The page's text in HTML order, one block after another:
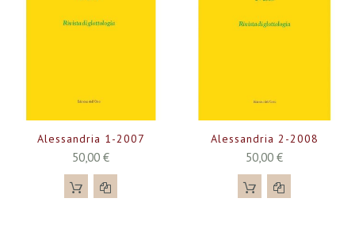
Alessandria 1-2007
50,00 €
Alessandria 2-2008
50,00 €